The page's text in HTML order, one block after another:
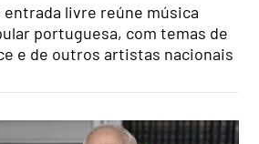
entrada livre reúne música
portuguesa, com temas de
e de outros artistas nacionais